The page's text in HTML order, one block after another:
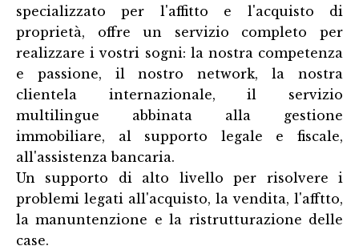
specializzato per l'affitto e l'acquisto di
proprietà, offre un servizio completo per
realizzare i vostri sogni: la nostra competenza
e passione, il nostro network, la nostra
clientela internazionale, il servizio
multilingue abbinata alla gestione
immobiliare, al supporto legale e fiscale,
all'assistenza bancaria.
Un supporto di alto livello per risolvere i
problemi legati all'acquisto, la vendita, l'afftto,
la manuntenzione e la ristrutturazione delle
case.